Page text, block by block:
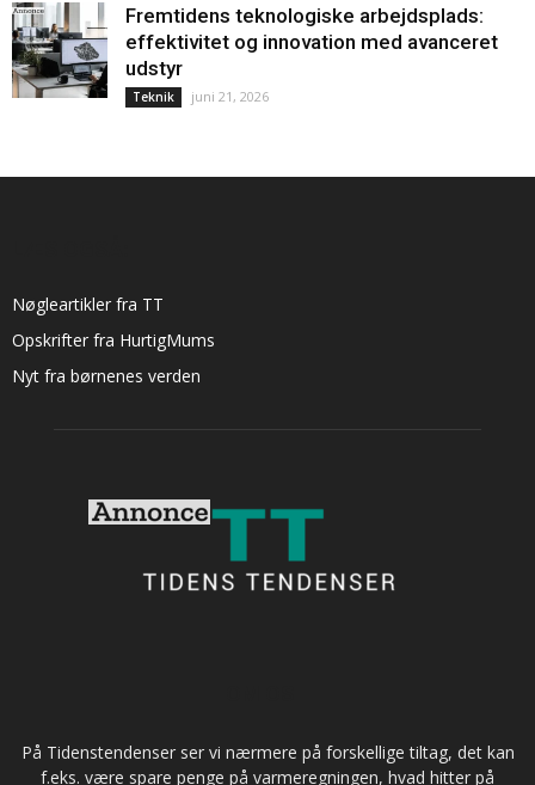
Fremtidens teknologiske arbejdsplads:
effektivitet og innovation med avanceret
udstyr
Teknik juni 21, 2026
Nøgleartikler fra TT
Opskrifter fra HurtigMums
Nyt fra børnenes verden
På Tidenstendenser ser vi nærmere på forskellige tiltag, det kan
f.eks. være spare penge på varmeregningen, hvad hitter på